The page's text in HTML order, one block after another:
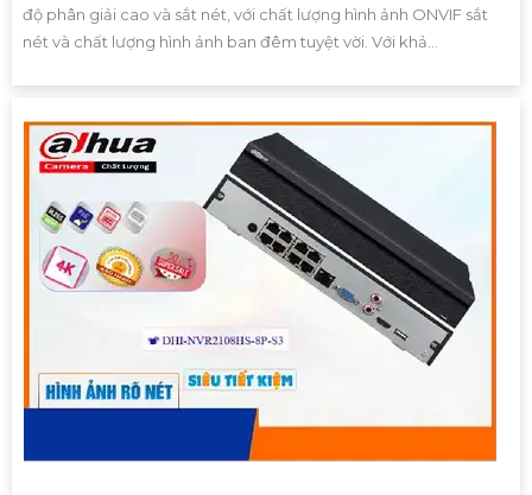
độ phân giải cao và sắt nét, với chất lượng hình ảnh ONVIF sắt
nét và chất lượng hình ảnh ban đêm tuyệt vời. Với khả...